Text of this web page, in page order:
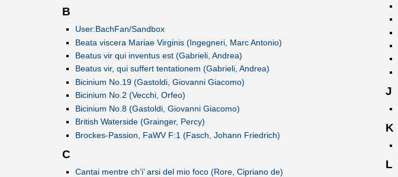
B
User:BachFan/Sandbox
Beata viscera Mariae Virginis (Ingegneri, Marc Antonio)
Beatus vir qui inventus est (Gabrieli, Andrea)
Beatus vir, qui suffert tentationem (Gabrieli, Andrea)
Bicinium No.19 (Gastoldi, Giovanni Giacomo)
Bicinium No.2 (Vecchi, Orfeo)
Bicinium No.8 (Gastoldi, Giovanni Giacomo)
British Waterside (Grainger, Percy)
Brockes-Passion, FaWV F:1 (Fasch, Johann Friedrich)
C
Cantai mentre ch’i’ arsi del mio foco (Rore, Cipriano de)
J
K
L